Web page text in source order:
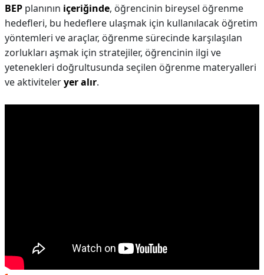
BEP planının içeriğinde, öğrencinin bireysel öğrenme
hedefleri, bu hedeflere ulaşmak için kullanılacak öğretim
yöntemleri ve araçlar, öğrenme sürecinde karşılaşılan
zorlukları aşmak için stratejiler, öğrencinin ilgi ve
yetenekleri doğrultusunda seçilen öğrenme materyalleri
ve aktiviteleryer alır.